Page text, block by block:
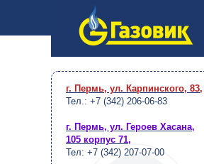
г. Пермь, ул. Карпинского, 83,
Тел.: +7 (342) 206-06-83
г. Пермь, ул. Героев Хасана,
105 корпус 71,
Тел: +7 (342) 207-07-00